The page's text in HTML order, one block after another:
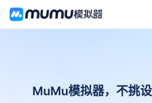
MuMu模拟器，不挑设